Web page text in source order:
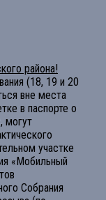
района!
(18, 19 и 20
вне места
в паспорте о
могут
участке
«Мобильный
Собрания